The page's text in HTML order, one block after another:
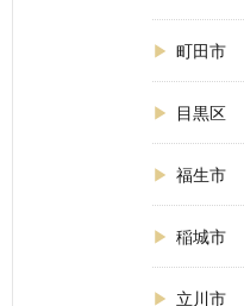
町田市
目黒区
福生市
稲城市
立川市